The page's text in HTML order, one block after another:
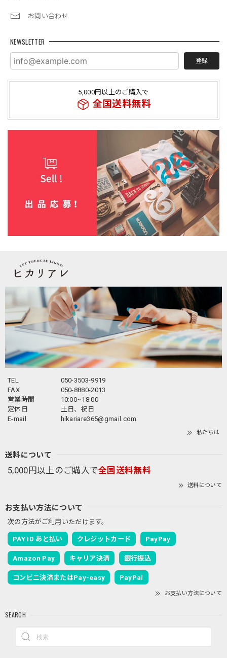
お問い合わせ
NEWSLETTER
登録
5,000円以上のご購入で
全国送料無料
TEL
050-3503-9919
FAX
050-8880-2013
営業時間
10:00~18:00
定休日
土日、祝日
E-mail
hikariare365@gmail.com
私たちは
送料について
5,000円以上のご購入で全国送料無料
送料について
お支払い方法について
次の方法がご利用いただけます。
PAY ID あと払い クレジットカード PayPay
Amazon Pay キャリア決済 銀行振込
コンビニ決済またはPay-easy PayPal
お支払い方法について
SEARCH